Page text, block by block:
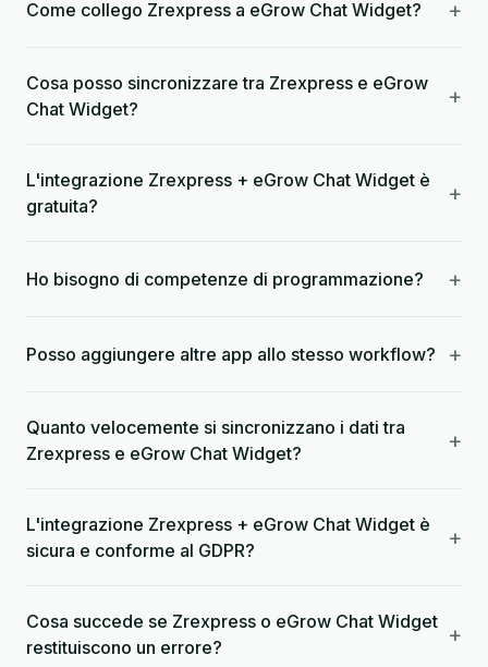
Come collego Zrexpress a eGrow Chat Widget? +
Cosa posso sincronizzare tra Zrexpress e eGrow
Chat Widget?
+
L'integrazione Zrexpress + eGrow Chat Widget è
gratuita?
+
Ho bisogno di competenze di programmazione? +
Posso aggiungere altre app allo stesso workflow? +
Quanto velocemente si sincronizzano i dati tra
Zrexpress e eGrow Chat Widget?
+
L'integrazione Zrexpress + eGrow Chat Widget è
sicura e conforme al GDPR?
+
Cosa succede se Zrexpress o eGrow Chat Widget
restituiscono un errore?
+